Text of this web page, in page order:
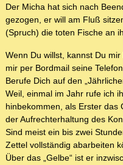
Der Micha hat sich nach
gezogen, er will am Fluß
(Spruch) die toten Fische an
Wenn Du willst, kannst Du
mir per Bordmail seine
Berufe Dich auf den
Weil, einmal im Jahr rufe ich
hinbekommen, als Erster das
der Aufrechterhaltung des
Sind meist ein bis zwei
Zettel vollständig abarbeiten
Über das „Gelbe“ ist er